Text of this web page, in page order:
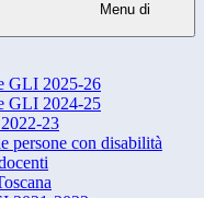
Menu di
GLI 2025-26
GLI 2024-25
23
persone con disabilità